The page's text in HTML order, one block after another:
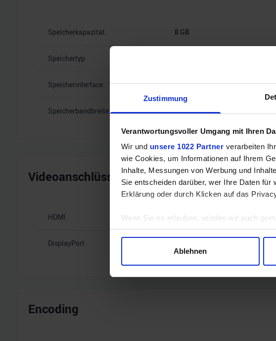
Zustimmung
Verantwortungsvoller Umgang mit Ihren
Wir und unsere 1022 Partner verarbeiten
wie Cookies, um Informationen auf Ihrem
Inhalte, Messungen von Werbung und
Sie entscheiden darüber, wer Ihre Daten
Erklärung oder durch Klicken auf das
Wenn Sie es erlauben, würden wir auch
Informationen über Ihre geografische
Erfahren Sie mehr darüber, wie Ihre
Ablehnen
Speicherkapazität 8 GB
Speichertyp
Speicherinterface 128
Speicherbandbreite 14 Gbps
Videoanschlüsse
HDMI 1x HDMI 2.1
DisplayPort
Encoding